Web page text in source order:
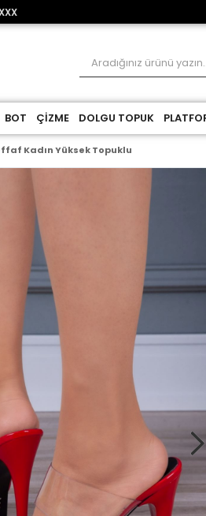
BOT ÇİZME DOLGU TOPUK
Kadın Yüksek Topuklu